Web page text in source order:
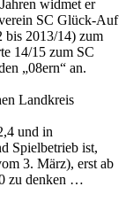
widmet er
SC Glück-Auf
bis 2013/14) zum
14/15 zum SC
„08ern“ an.
Landkreis
und in
Spielbetrieb ist,
3. März), erst ab
zu denken …